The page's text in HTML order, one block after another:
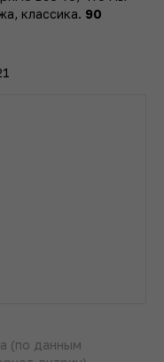
классика. 90
(по данным